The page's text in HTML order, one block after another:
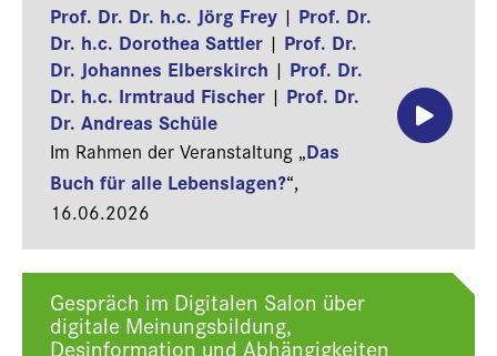
Prof. Dr. Dr. h.c. Jörg Frey | Prof. Dr.
Dr. h.c. Dorothea Sattler | Prof. Dr.
Dr. Johannes Elberskirch | Prof. Dr.
Dr. h.c. Irmtraud Fischer | Prof. Dr.
Dr. Andreas Schüle
Im Rahmen der Veranstaltung „Das
Buch für alle Lebenslagen?“,
16.06.2026
Gespräch im Digitalen Salon über
digitale Meinungsbildung,
Desinformation und Abhängigkeiten